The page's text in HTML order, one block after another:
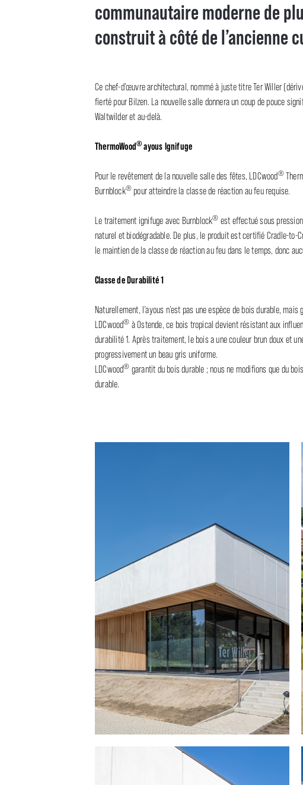
communautaire moderne de
construit à côté de l’ancienne
Ce chef-d’œuvre architectural, nommé à juste titre Ter Willer
fierté pour Bilzen. La nouvelle salle donnera un coup de pouce
Waltwilder et au-delà.
ThermoWood®ayous Ignifuge
Pour le revêtement de la nouvelle salle des fêtes, LDCwood®
Burnblock® pour atteindre la classe de réaction au feu requise.
Le traitement ignifuge avec Burnblock® est effectué sous
naturel et biodégradable. De plus, le produit est certifié Cradle-
le maintien de la classe de réaction au feu dans le temps, donc
Classe de Durabilité 1
Naturellement, l’ayous n’est pas une espèce de bois durable,
LDCwood® à Ostende, ce bois tropical devient résistant aux
durabilité 1. Après traitement, le bois a une couleur brun doux et
progressivement un beau gris uniforme.
LDCwood® garantit du bois durable ; nous ne modifions que du
durable.